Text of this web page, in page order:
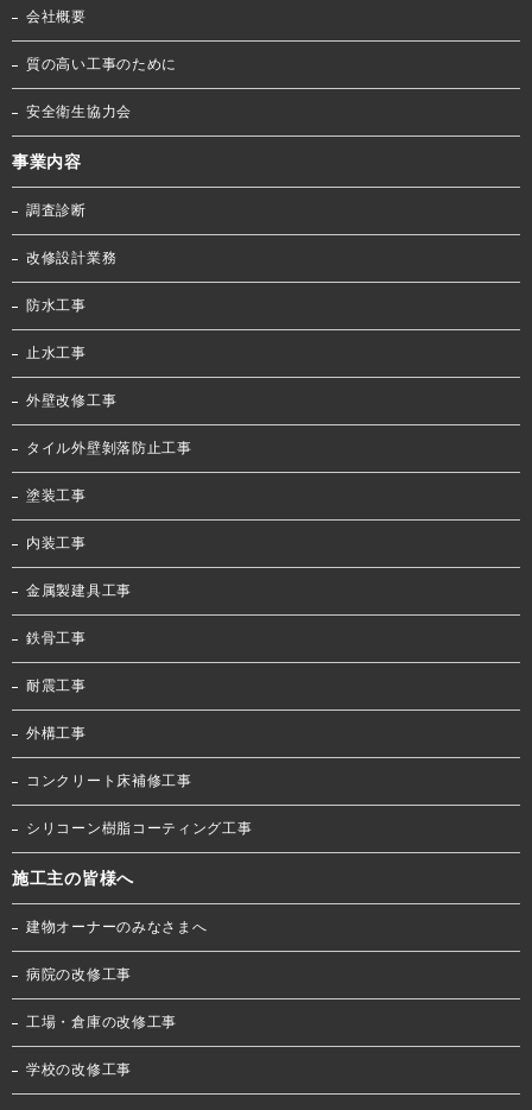
会社概要
質の高い工事のために
安全衛生協力会
事業内容
調査診断
改修設計業務
防水工事
止水工事
外壁改修工事
タイル外壁剝落防止工事
塗装工事
内装工事
金属製建具工事
鉄骨工事
耐震工事
外構工事
コンクリート床補修工事
シリコーン樹脂コーティング工事
施工主の皆様へ
建物オーナーのみなさまへ
病院の改修工事
工場・倉庫の改修工事
学校の改修工事